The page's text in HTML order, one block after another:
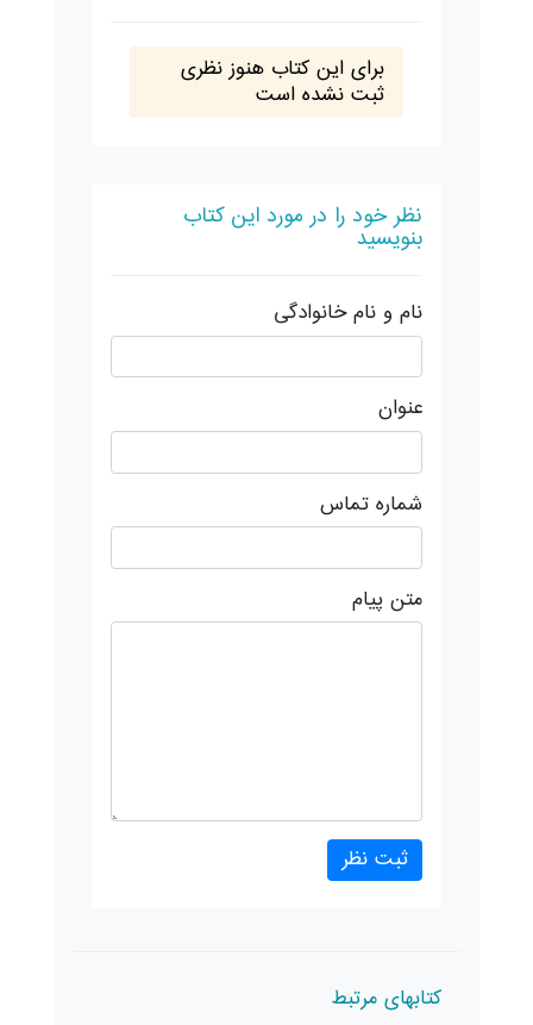
برای این کتاب هنوز نظری
ثبت نشده است
نظر خود را در مورد این کتاب
بنویسید
نام و نام خانوادگی
عنوان
شماره تماس
متن پیام
کتابهای مرتبط